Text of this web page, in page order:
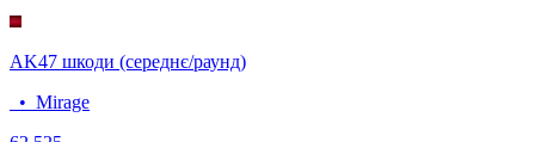
AK47 шкоди (середнє/раунд)
• Mirage